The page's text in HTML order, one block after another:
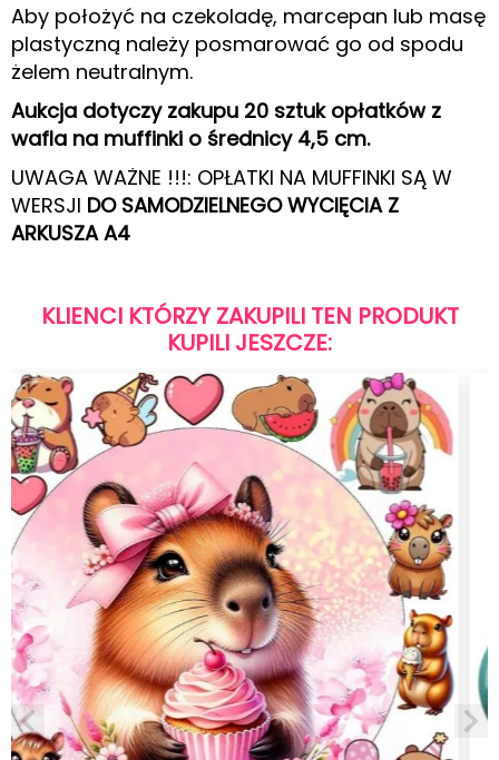
Aby położyć na czekoladę, marcepan lub masę
plastyczną należy posmarować go od spodu
żelem neutralnym.
Aukcja dotyczy zakupu 20 sztuk opłatków z
wafla na muffinki o średnicy 4,5 cm.
UWAGA WAŻNE !!!: OPŁATKI NA MUFFINKI SĄ W
WERSJI DO SAMODZIELNEGO WYCIĘCIA Z
ARKUSZA A4
KLIENCI KTÓRZY ZAKUPILI TEN PRODUKT
KUPILI JESZCZE: